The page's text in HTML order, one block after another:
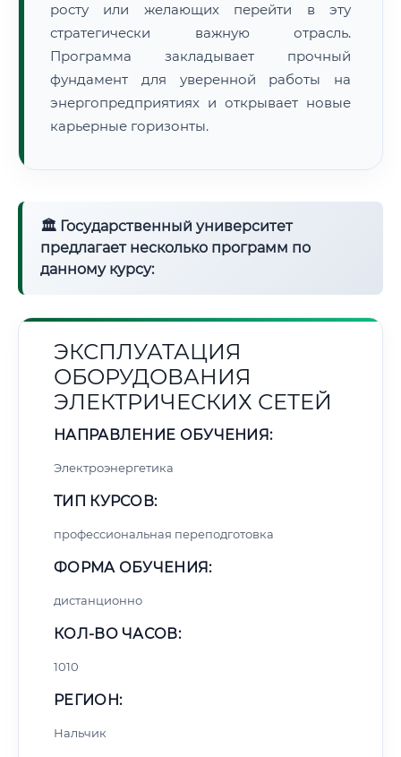
росту или желающих перейти в эту
стратегически важную отрасль.
Программа закладывает прочный
фундамент для уверенной работы на
энергопредприятиях и открывает новые
карьерные горизонты.
🏛 Государственный университет
предлагает несколько программ по
данному курсу:
ЭКСПЛУАТАЦИЯ
ОБОРУДОВАНИЯ
ЭЛЕКТРИЧЕСКИХ СЕТЕЙ
НАПРАВЛЕНИЕ ОБУЧЕНИЯ:
Электроэнергетика
ТИП КУРСОВ:
профессиональная переподготовка
ФОРМА ОБУЧЕНИЯ:
дистанционно
КОЛ-ВО ЧАСОВ:
1010
РЕГИОН:
Нальчик